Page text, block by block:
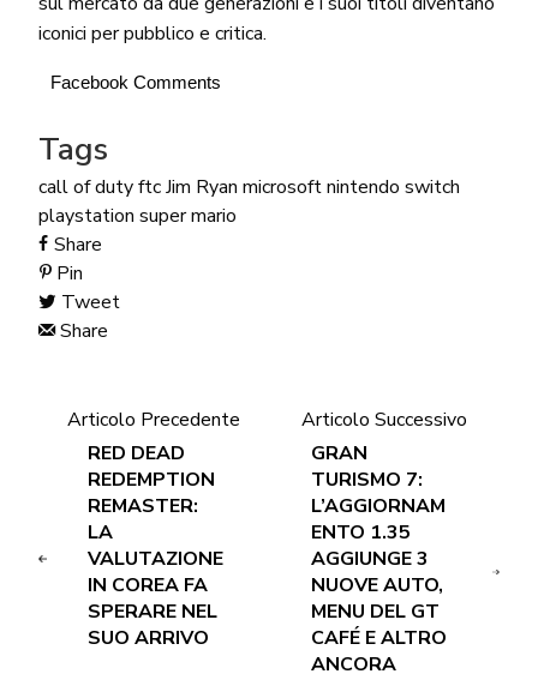
iconici per pubblico e critica.
Facebook Comments
Tags
call of dutyftcJim Ryan microsoftnintendo switch
playstation super mario
Share
Pin
Tweet
Share
Articolo Precedente
RED DEAD
REDEMPTION
REMASTER:
LA
VALUTAZIONE
IN COREA FA
SPERARE NEL
SUO ARRIVO
Articolo Successivo
GRAN
TURISMO 7:
L’AGGIORNAM
ENTO 1.35
AGGIUNGE 3
NUOVE AUTO,
MENU DEL GT
CAFÉ E ALTRO
ANCORA